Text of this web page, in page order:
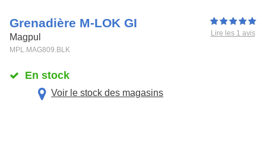
Grenadière M-LOK GI
Magpul
MPL.MAG809.BLK
Lire les 1 avis
En stock
Voir le stock des magasins